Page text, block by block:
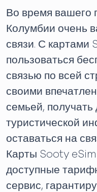
Во время вашего
Колумбии очень
связи. С картами
пользоваться
связью по всей
своими
семьей, получать
туристической
оставаться на
Карты Sooty
доступные
сервис,